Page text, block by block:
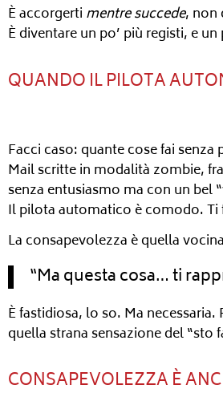
È accorgerti mentre succede, non
È diventare un po’ più registi, e
QUANDO IL PILOTA
Facci caso: quante cose fai senza
Mail scritte in modalità zombie,
senza entusiasmo ma con un bel
Il pilota automatico è comodo. Ti
La consapevolezza è quella
“Ma questa cosa… ti
È fastidiosa, lo so. Ma
quella strana sensazione del
CONSAPEVOLEZZA È